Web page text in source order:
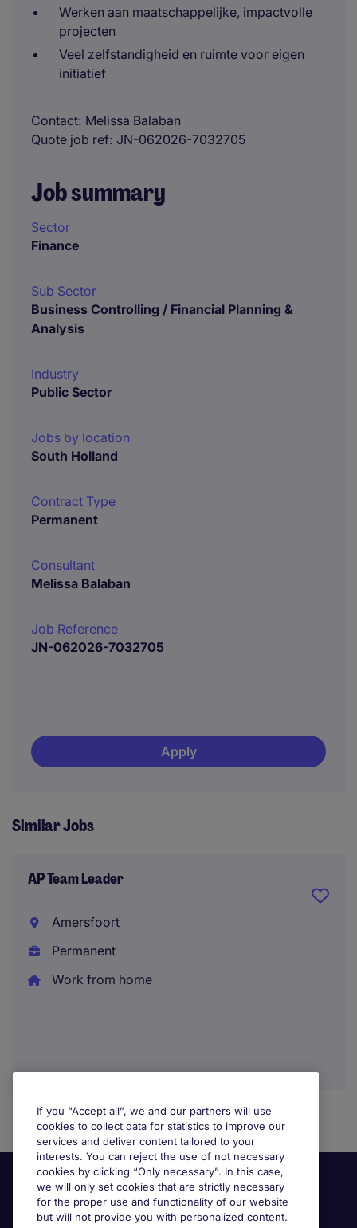
Werken aan maatschappelijke, impactvolle
projecten
Veel zelfstandigheid en ruimte voor eigen
initiatief
Contact Melissa Balaban
Quote job ref JN-062026-7032705
Job summary
Sector
Finance
Sub Sector
Business Controlling / Financial Planning &
Analysis
Industry
Public Sector
Jobs by location
South Holland
Contract Type
Permanent
Consultant
Melissa Balaban
Job Reference
JN-062026-7032705
Apply
Similar Jobs
AP Team Leader
Amersfoort
Permanent
Work from home
If you “Accept all”, we and our partners will use
cookies to collect data for statistics to improve our
services and deliver content tailored to your
interests. You can reject the use of not necessary
cookies by clicking “Only necessary”. In this case,
we will only set cookies that are strictly necessary
for the proper use and functionality of our website
but will not provide you with personalized content.